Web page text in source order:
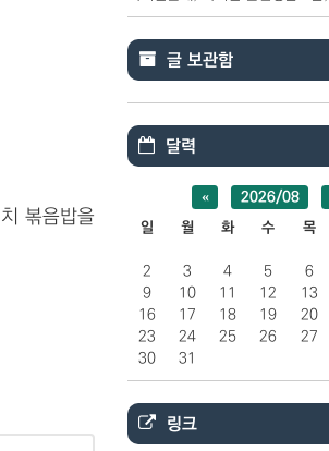
볶음밥을
글 보관함
달력
« 2026/08
일
월 화 수 목
2
3 4 5 6
9
10 11 12 13
16
17 18 19 20
23
24 25 26 27
30
31
링크